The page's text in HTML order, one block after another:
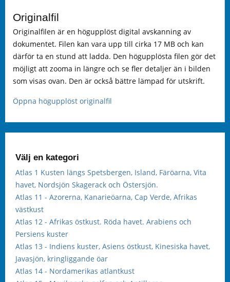
Originalfil
Originalfilen är en högupplöst digital avskanning av
dokumentet. Filen kan vara upp till cirka 17 MB och kan
därför ta en stund att ladda. Den högupplösta filen gör det
möjligt att zooma in längre och se fler detaljer än i bilden
som visas ovan. Den är också bättre lämpad för utskrift.
Öppna högupplöst originalfil
Välj en kategori
Atlas 1 Kusten längs Spetsbergen, Island, Färöarna, Vita
havet, Nordsjön Skagerack och Östersjön.
Atlas 11 - Azorerna, Kanarieöarna, Cap Verde, Afrikas
västkust
Atlas 12 - Afrikas östkust. Röda havet. Arabiens och
Persiens kuster
Atlas 13 - Indiens kuster, Asiens östkust, Kinesiska havet,
Javasjön, kringliggande öar
Atlas 14 - Nordamerikas atlantkust